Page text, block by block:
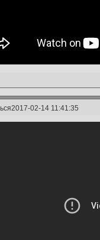
2017-02-14 11:41:35